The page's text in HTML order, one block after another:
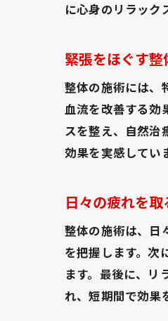
に心身のリラック
緊張をほぐす
整体の施術には、
血流を改善する効
スを整え、自然治
効果を実感してい
日々の疲れを
整体の施術は、日
を把握します。次
ます。最後に、リ
れ、短期間で効果